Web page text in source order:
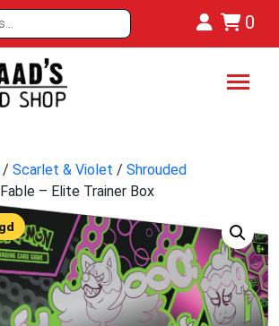
0
/ Scarlet & Violet / Shrouded
– Elite Trainer Box